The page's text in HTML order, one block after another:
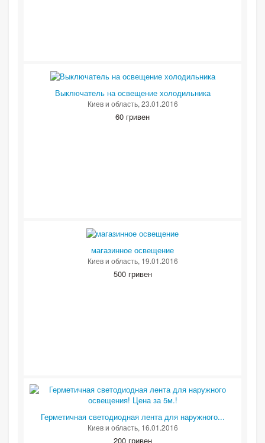
Выключатель на освещение холодильника
Киев и область, 23.01.2016
60 гривен
магазинное освещение
Киев и область, 19.01.2016
500 гривен
Герметичная светодиодная лента для наружного...
Киев и область, 16.01.2016
200 гривен